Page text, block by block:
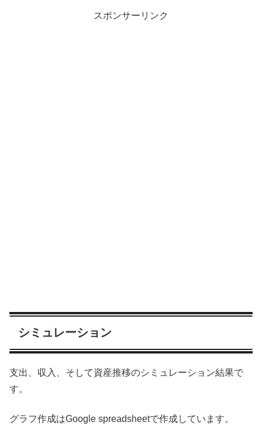
スポンサーリンク
シミュレーション
支出、収入、そして資産推移のシミュレーション結果で
す。
グラフ作成はGoogle spreadsheetで作成しています。